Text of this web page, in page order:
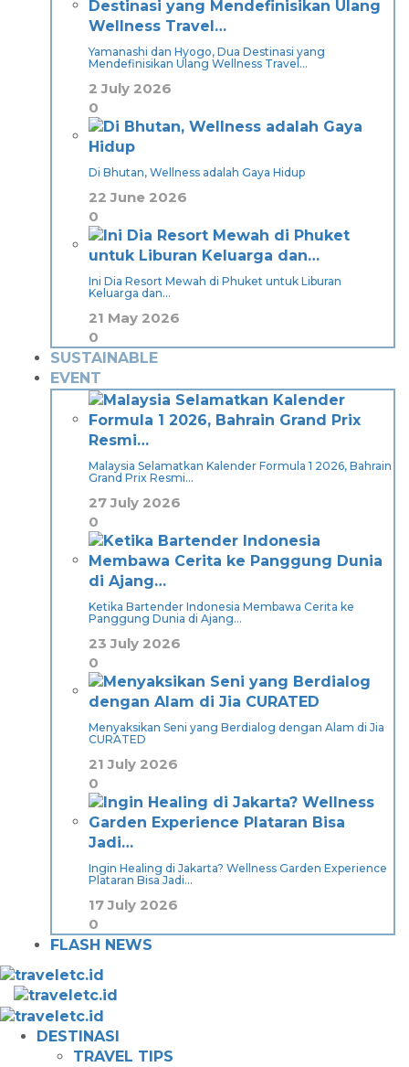
Yamanashi dan Hyogo, Dua Destinasi yang
Mendefinisikan Ulang Wellness Travel…
2 July 2026
0
Di Bhutan, Wellness adalah Gaya Hidup
22 June 2026
0
Ini Dia Resort Mewah di Phuket untuk Liburan
Keluarga dan…
21 May 2026
0
SUSTAINABLE
EVENT
Malaysia Selamatkan Kalender Formula 1 2026, Bahrain
Grand Prix Resmi…
27 July 2026
0
Ketika Bartender Indonesia Membawa Cerita ke
Panggung Dunia di Ajang…
23 July 2026
0
Menyaksikan Seni yang Berdialog dengan Alam di Jia
CURATED
21 July 2026
0
Ingin Healing di Jakarta? Wellness Garden Experience
Plataran Bisa Jadi…
17 July 2026
0
FLASH NEWS
DESTINASI
TRAVEL TIPS